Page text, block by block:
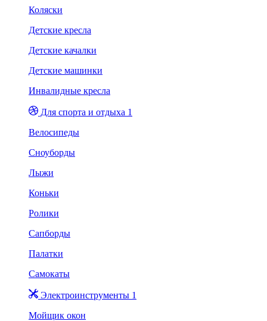
Коляски
Детские кресла
Детские качалки
Детские машинки
Инвалидные кресла
Для спорта и отдыха 1
Велосипеды
Сноуборды
Лыжи
Коньки
Ролики
Сапборды
Палатки
Самокаты
Электроинструменты 1
Мойщик окон